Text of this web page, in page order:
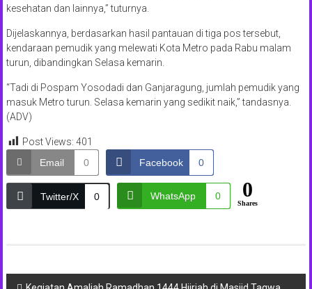
kesehatan dan lainnya,” tuturnya.
Dijelaskannya, berdasarkan hasil pantauan di tiga pos tersebut,
kendaraan pemudik yang melewati Kota Metro pada Rabu malam
turun, dibandingkan Selasa kemarin.
“Tadi di Pospam Yosodadi dan Ganjaragung, jumlah pemudik yang
masuk Metro turun. Selasa kemarin yang sedikit naik,” tandasnya.
(ADV)
Post Views: 401
Email
0 Facebook 0
Twitter/X 0 WhatsApp 0 0
Shares